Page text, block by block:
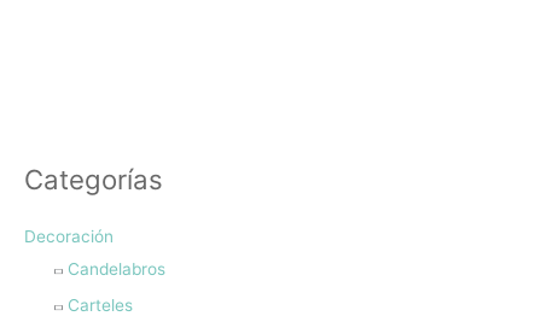
Categorías
Decoración
Candelabros
Carteles